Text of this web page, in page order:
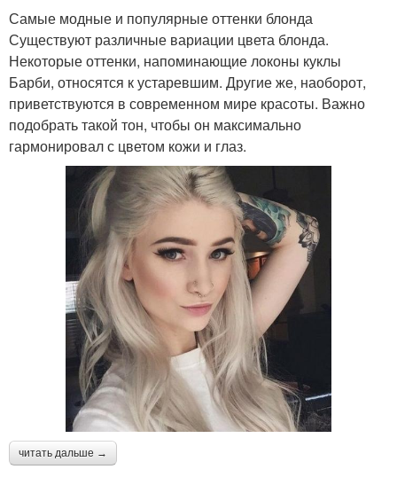
Самые модные и популярные оттенки блонда
Существуют различные вариации цвета блонда.
Некоторые оттенки, напоминающие локоны куклы
Барби, относятся к устаревшим. Другие же, наоборот,
приветствуются в современном мире красоты. Важно
подобрать такой тон, чтобы он максимально
гармонировал с цветом кожи и глаз.
читать дальше →